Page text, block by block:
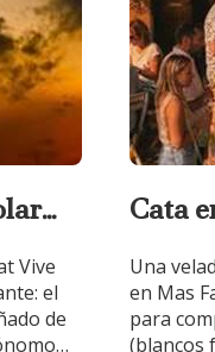
Vive
el
de
Cata
Una
en Mas
para
(blancos